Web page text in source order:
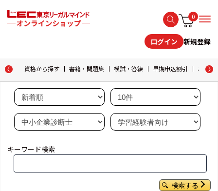
0
ログイン 新規登録
資格から探す 書籍・問題集 模試・答練 早期申込割引 おため
キーワード検索
検索する